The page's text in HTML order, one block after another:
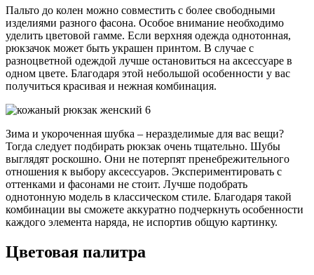
Пальто до колен можно совместить с более свободными
изделиями разного фасона. Особое внимание необходимо
уделить цветовой гамме. Если верхняя одежда однотонная,
рюкзачок может быть украшен принтом. В случае с
разноцветной одеждой лучше остановиться на аксессуаре в
одном цвете. Благодаря этой небольшой особенности у вас
получиться красивая и нежная комбинация.
Зима и укороченная шубка – неразделимые для вас вещи?
Тогда следует подбирать рюкзак очень тщательно. Шубы
выглядят роскошно. Они не потерпят пренебрежительного
отношения к выбору аксессуаров. Экспериментировать с
оттенками и фасонами не стоит. Лучше подобрать
однотонную модель в классическом стиле. Благодаря такой
комбинации вы сможете аккуратно подчеркнуть особенности
каждого элемента наряда, не испортив общую картинку.
Цветовая палитра